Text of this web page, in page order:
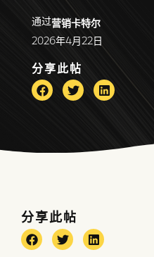
通过营销卡特尔
2026年4月22日
分享此帖
分享此帖